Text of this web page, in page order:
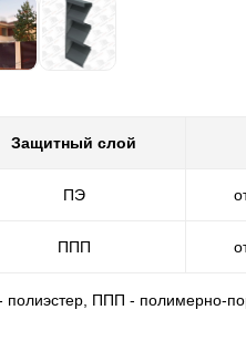
Защитный слой
ПЭ
ППП
полиэстер, ППП - полимерно-